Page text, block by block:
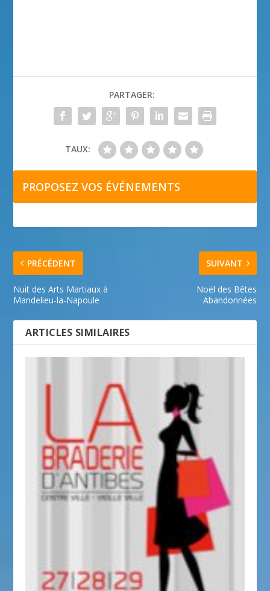
PARTAGER:
TAUX:
PROPOSEZ VOS ÉVÉNEMENTS
PRÉCÉDENT
Nuit des Arts Martiaux à
Mandelieu-la-Napoule
SUIVANT
Noël des Bêtes
Abandonnées
ARTICLES SIMILAIRES